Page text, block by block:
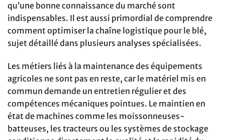
qu’une bonne connaissance du marché sont
indispensables. Il est aussi primordial de comprendre
comment optimiser la chaîne logistique pour le blé,
sujet détaillé dans plusieurs analyses spécialisées.
Les métiers liés à la maintenance des équipements
agricoles ne sont pas en reste, car le matériel mis en
commun demande un entretien régulier et des
compétences mécaniques pointues. Le maintien en
état de machines comme les moissonneuses-
batteuses, les tracteurs ou les systèmes de stockage